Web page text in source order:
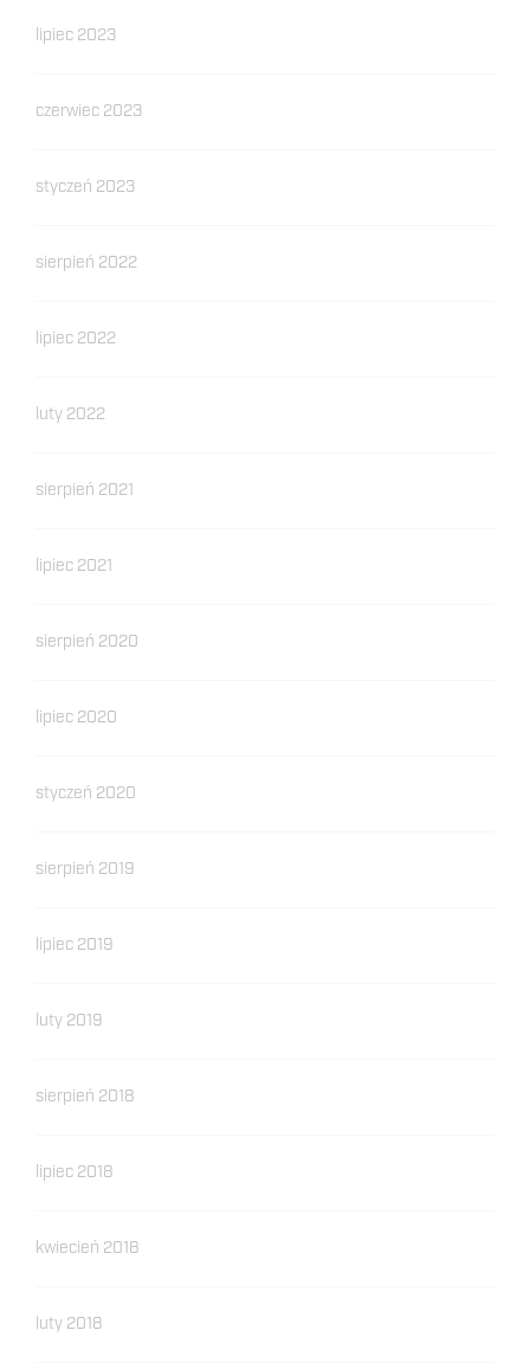
lipiec 2023
czerwiec 2023
styczeń 2023
sierpień 2022
lipiec 2022
luty 2022
sierpień 2021
lipiec 2021
sierpień 2020
lipiec 2020
styczeń 2020
sierpień 2019
lipiec 2019
luty 2019
sierpień 2018
lipiec 2018
kwiecień 2018
luty 2018